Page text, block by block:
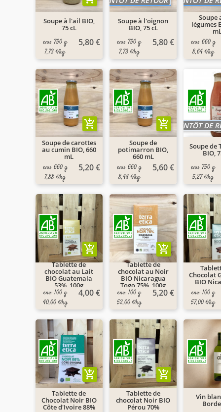
Soupe à l'ail BIO,
75 cL
env. 750 g
7,73 €/kg
5,80 €
Soupe à l'oignon
BIO, 75 cL
env. 750 g
7,73 €/kg
5,80 €
Soupe
légumes
env. 660 g
8,64 €/kg
Soupe de carottes
au cumin BIO, 660
mL
add_shopping_cart
env. 660 g
7,88 €/kg
5,20 €
Soupe de
potimarron BIO,
660 mL
add_shopping_cart
env. 660 g
8,48 €/kg
5,60 €
Soupe de
BIO,
BIENTÔT DE
env. 750 g
5,27 €/kg
Tablette de
chocolat au Lait
BIO Guatemala
53%, 100g
add_shopping_cart
env. 100 g
40,00 €/kg
4,00 €
Tablette de
chocolat au Noir
BIO Nicaragua
Togo 75%, 100g
add_shopping_cart
env. 100 g
52,00 €/kg
5,20 €
Chocolat
BIO
env. 100 g
57,00 €/kg
Tablette de
Chocolat Noir BIO
Côte d'Ivoire 88%
add_shopping_cart
Tablette de
chocolat Noir BIO
Pérou 70%
add_shopping_cart
Vin